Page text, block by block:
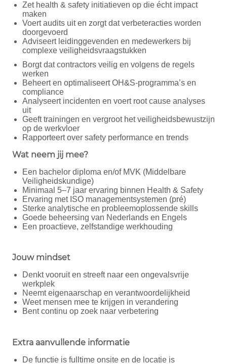
Zet health & safety initiatieven op die écht impact
maken
Voert audits uit en zorgt dat verbeteracties worden
doorgevoerd
Adviseert leidinggevenden en medewerkers bij
complexe veiligheidsvraagstukken
Borgt dat contractors veilig en volgens de regels
werken
Beheert en optimaliseert OH&S-programma’s en
compliance
Analyseert incidenten en voert root cause analyses
uit
Geeft trainingen en vergroot het veiligheidsbewustzijn
op de werkvloer
Rapporteert over safety performance en trends
Wat neem jij mee?
Een bachelor diploma en/of MVK (Middelbare
Veiligheidskundige)
Minimaal 5–7 jaar ervaring binnen Health & Safety
Ervaring met ISO managementsystemen (pré)
Sterke analytische en probleemoplossende skills
Goede beheersing van Nederlands en Engels
Een proactieve, zelfstandige werkhouding
Jouw mindset
Denkt vooruit en streeft naar een ongevalsvrije
werkplek
Neemt eigenaarschap en verantwoordelijkheid
Weet mensen mee te krijgen in verandering
Bent continu op zoek naar verbetering
Extra aanvullende informatie
De functie is fulltime onsite en de locatie is